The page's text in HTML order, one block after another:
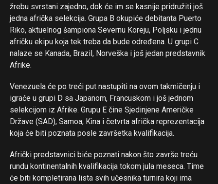
žrebu svrstani zajedno, dok će im se kasnije pridružiti još
jedna afrička selekcija. Grupa B okupiće debitanta Puerto
Riko, aktuelnog šampiona Severnu Koreju, Poljsku i jednu
afričku ekipu koja tek treba da bude određena. U grupi C
nalaze se Kanada, Brazil, Norveška i još jedan predstavnik
Afrike.
Venezuela će po treći put nastupiti na ovom takmičenju i
igraće u grupi D sa Japanom, Francuskom i još jednom
selekcijom iz Afrike. Grupu E čine Sjedinjene Američke
Države (SAD), Samoa, Kina i četvrta afrička reprezentacija
koja će biti poznata posle završetka kvalifikacija.
Afrički predstavnici biće poznati nakon što završe treću
rundu kontinentalnih kvalifikacija tokom jula meseca. Time
će biti kompletirana lista svih učesnika turnira koji ima